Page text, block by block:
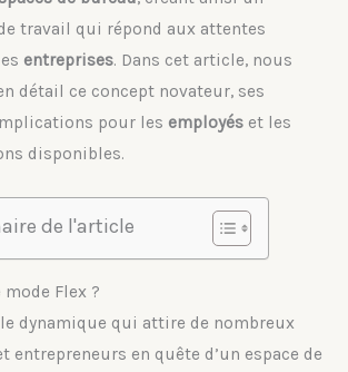
travail qui répond aux attentes
entreprises. Dans cet article, nous
détail ce concept novateur, ses
pour les employés et les
disponibles.
de l'article
mode Flex ?
dynamique qui attire de nombreux
entrepreneurs en quête d’un espace de